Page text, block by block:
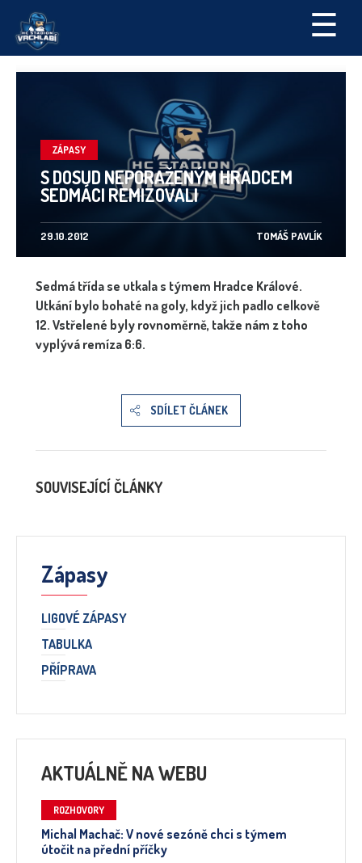
☰
ZÁPASY
S DOSUD NEPORAŽENÝM HRADCEM
SEDMÁCI REMIZOVALI
29.10.2012 TOMÁŠ PAVLÍK
Sedmá třída se utkala s týmem Hradce Králové.
Utkání bylo bohaté na goly, když jich padlo celkově
12. Vstřelené byly rovnoměrně, takže nám z toho
vyplývá remíza 6:6.
SDÍLET ČLÁNEK
SOUVISEJÍCÍ ČLÁNKY
Zápasy
LIGOVÉ ZÁPASY
TABULKA
PŘÍPRAVA
AKTUÁLNĚ NA WEBU
ROZHOVORY
Michal Machač: V nové sezóně chci s týmem
útočit na přední příčky